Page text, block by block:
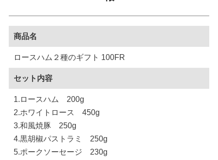
商品名
ロースハム２種のギフト 100FR
セット内容
1.ロースハム 200g
2.ホワイトロース 450g
3.和風焼豚 250g
4.黒胡椒パストラミ 250g
5.ポークソーセージ 230g